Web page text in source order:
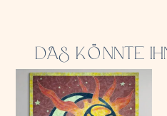
DAS KÖNNTE